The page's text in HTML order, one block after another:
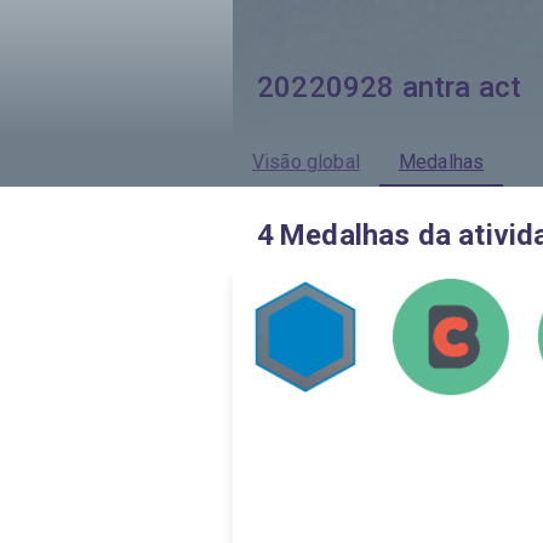
20220928 antra act
Visão global Medalhas
4 Medalhas da